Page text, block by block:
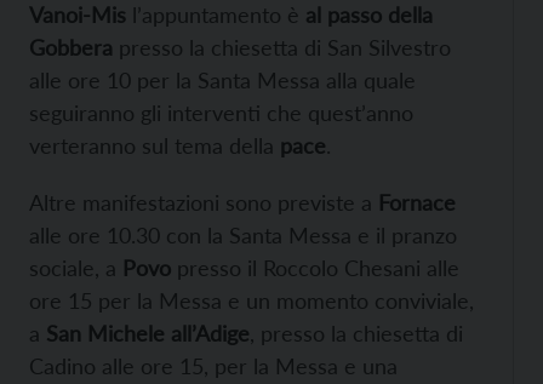
Vanoi-Mis l’appuntamento è al passo della
Gobbera presso la chiesetta di San Silvestro
alle ore 10 per la Santa Messa alla quale
seguiranno gli interventi che quest’anno
verteranno sul tema della pace.
Altre manifestazioni sono previste a Fornace
alle ore 10.30 con la Santa Messa e il pranzo
sociale, a Povo presso il Roccolo Chesani alle
ore 15 per la Messa e un momento conviviale,
a San Michele all’Adige , presso la chiesetta di
Cadino alle ore 15, per la Messa e una